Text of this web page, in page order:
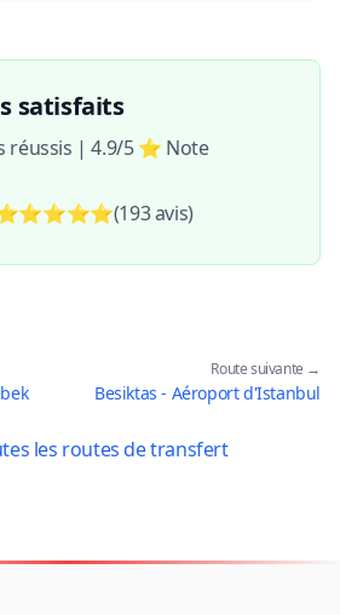
satisfaits
réussis | 4.9/5 ⭐ Note
(193avis)
Route suivante →
Besiktas - Aéroport d'Istanbul
les routes de transfert